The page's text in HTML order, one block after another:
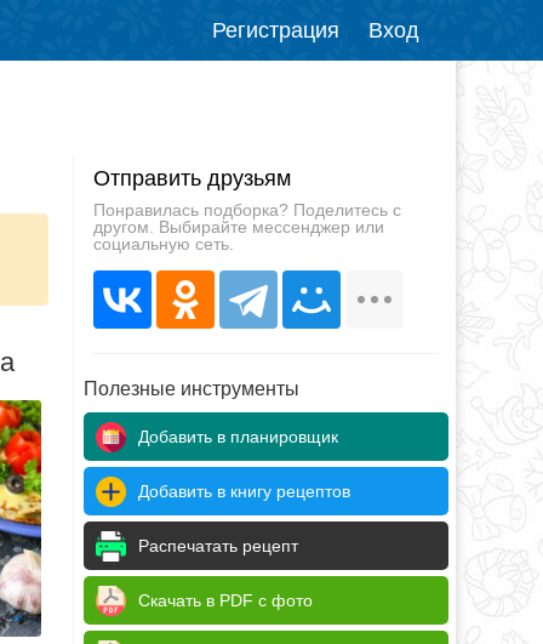
Регистрация Вход
Отправить друзьям
Понравилась подборка? Поделитесь с
другом. Выбирайте мессенджер или
социальную сеть.
Полезные инструменты
Добавить в планировщик
Добавить в книгу рецептов
Распечатать рецепт
Скачать в PDF с фото